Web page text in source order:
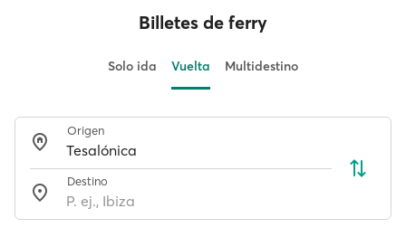
Billetes de ferry
Solo ida Vuelta Multidestino
Origen
Destino